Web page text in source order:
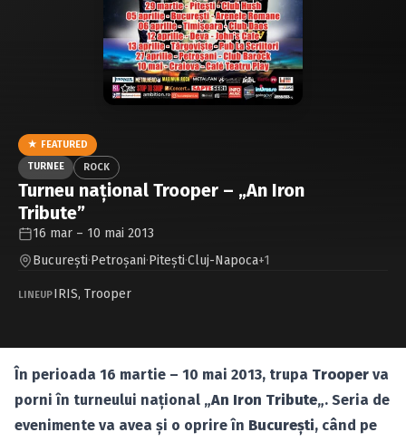
Caută în site...
★ FEATURED
TURNEE
ROCK
Turneu naţional Trooper – „An Iron
Tribute”
16 mar – 10 mai 2013
Bucureşti·Petroşani·Piteşti·Cluj-Napoca+1
LINEUPIRIS, Trooper
În perioada 16 martie – 10 mai 2013, trupa Trooper va
porni în turneului naţional „An Iron Tribute„. Seria de
evenimente va avea şi o oprire în Bucureşti, când pe